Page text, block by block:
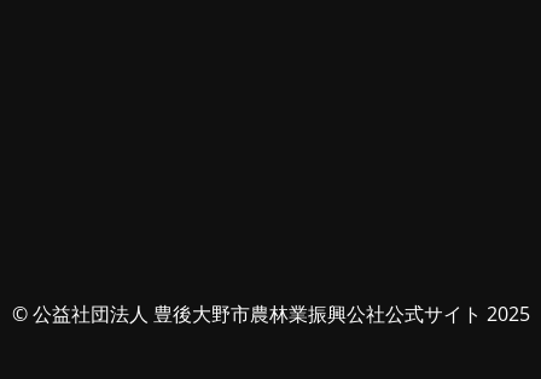
© 公益社団法人 豊後大野市農林業振興公社公式サイト 2025